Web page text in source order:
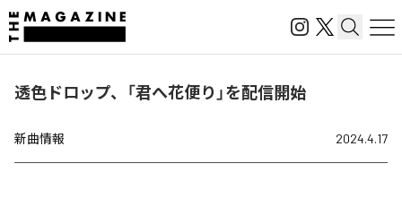
透色ドロップ、「君へ花便り」を配信開始
新曲情報 2024.4.17